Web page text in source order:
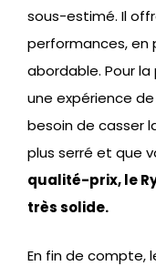
sous-estimé. Il
performances, en
abordable. Pour
une expérience
besoin de casser
plus serré et que
qualité-prix, le
très solide.
En fin de compte,